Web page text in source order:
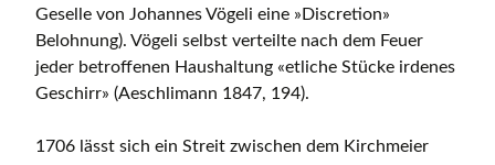
Geselle von Johannes Vögeli eine »Discretion»
Belohnung). Vögeli selbst verteilte nach dem Feuer
jeder betroffenen Haushaltung «etliche Stücke irdenes
Geschirr» (Aeschlimann 1847, 194).
1706 lässt sich ein Streit zwischen dem Kirchmeier